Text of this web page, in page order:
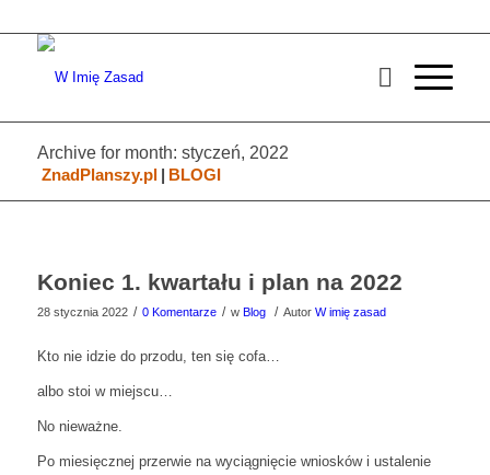
Archive for month: styczeń, 2022
ZnadPlanszy.pl | BLOGI
Koniec 1. kwartału i plan na 2022
28 stycznia 2022 / 0 Komentarze / w Blog / Autor W imię zasad
Kto nie idzie do przodu, ten się cofa…
albo stoi w miejscu…
No nieważne.
Po miesięcznej przerwie na wyciągnięcie wniosków i ustalenie